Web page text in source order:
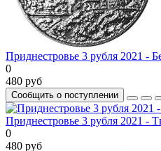
Приднестровье 3 рубля 2021 -
0
480 руб
Сообщить о поступлении
Приднестровье 3 рубля 2021 -
0
480 руб